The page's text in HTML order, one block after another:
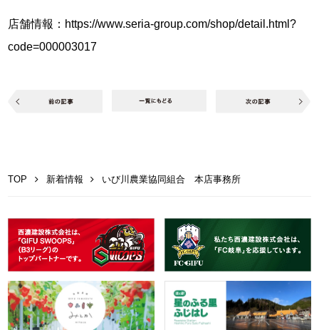
店舗情報： https://www.seria-group.com/shop/detail.html?
code=000003017
TOP 新着情報 いび川農業協同組合 本店事務所